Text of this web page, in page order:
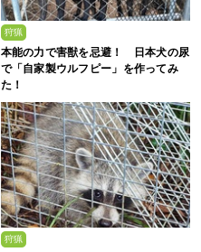
狩猟
本能の力で害獣を忌避！ 日本犬の尿
で「自家製ウルフピー」を作ってみ
た！
狩猟